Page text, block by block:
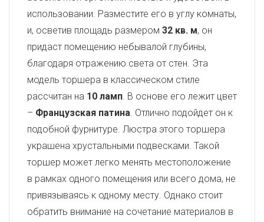
использовании. Разместите его в углу комнаты,
и, осветив площадь размером 32 кв. м, он
придаст помещению небывалой глубины,
благодаря отражению света от стен. Эта
модель торшера в классическом стиле
рассчитан на 10 ламп. В основе его лежит цвет
– Французская патина. Отлично подойдет он к
подобной фурнитуре. Люстра этого торшера
украшена хрустальными подвесками. Такой
торшер может легко менять местоположение
в рамках одного помещения или всего дома, не
привязываясь к одному месту. Однако стоит
обратить внимание на сочетание материалов в